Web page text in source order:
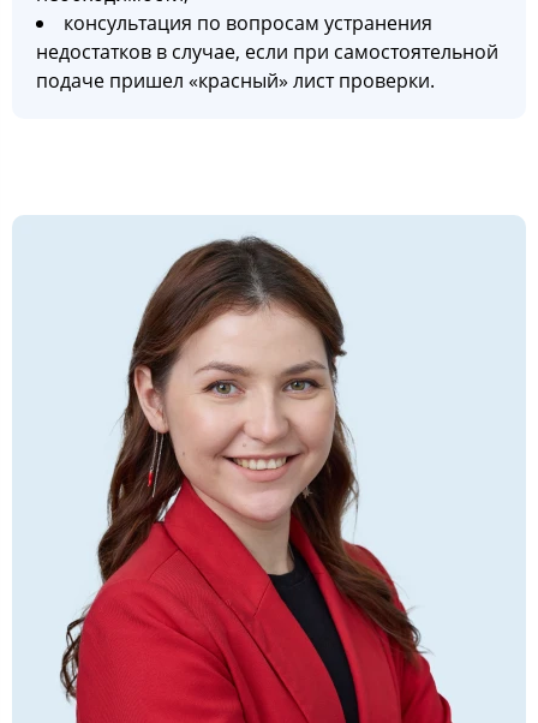
консультация по вопросам устранения
недостатков в случае, если при самостоятельной
подаче пришел «красный» лист проверки.